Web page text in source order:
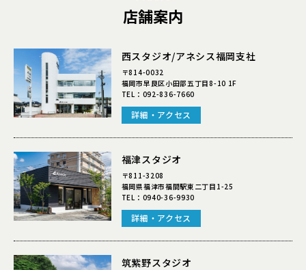
店舗案内
西スタジオ/アネシス福岡支社
〒814-0032
福岡市早良区小田部五丁目8-10 1F
TEL： 092-836-7660
詳細・アクセス
福津スタジオ
〒811-3208
福岡県福津市福間駅東二丁目1-25
TEL： 0940-36-9930
詳細・アクセス
筑紫野スタジオ